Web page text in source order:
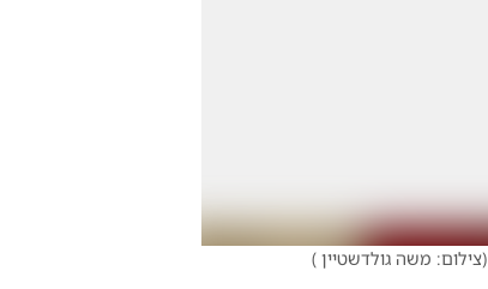
(צילום: משה גולדשטיין )